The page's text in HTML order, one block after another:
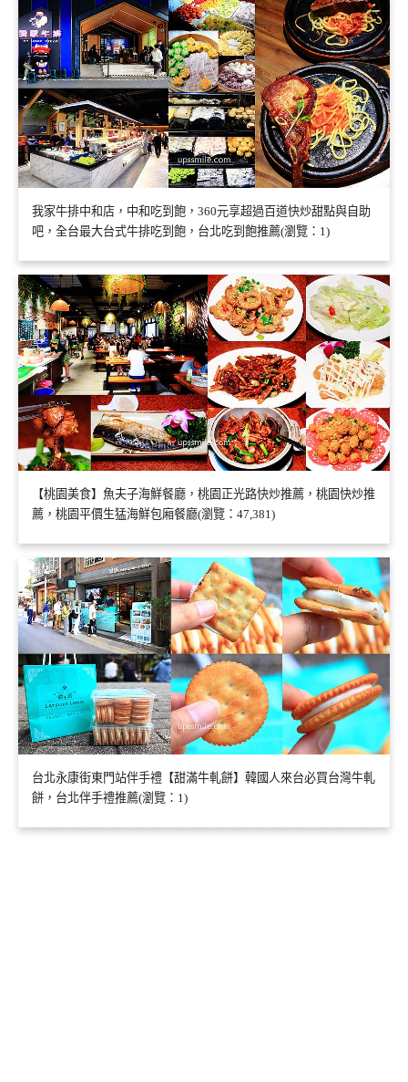
我家牛排中和店，中和吃到飽，360元享超過百道快炒甜點與自助
吧，全台最大台式牛排吃到飽，台北吃到飽推薦(瀏覽：1)
【桃園美食】魚夫子海鮮餐廳，桃園正光路快炒推薦，桃園快炒推
薦，桃園平價生猛海鮮包廂餐廳(瀏覽：47,381)
台北永康街東門站伴手禮【甜滿牛軋餅】韓國人來台必買台灣牛軋
餅，台北伴手禮推薦(瀏覽：1)